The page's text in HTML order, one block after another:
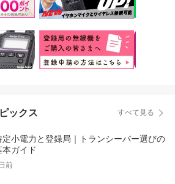
ックス すべて見る
定小電力と登録局｜トランシーバー選びの
本ガイド
前